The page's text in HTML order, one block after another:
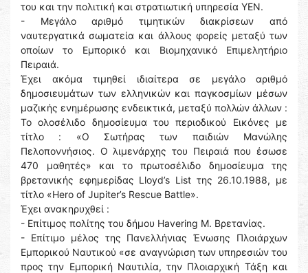
του και την πολιτική και στρατιωτική υπηρεσία ΥΕΝ.
- Μεγάλο αριθμό τιμητικών διακρίσεων από
ναυτεργατικά σωματεία και άλλους φορείς μεταξύ των
οποίων το Εμπορικό και Βιομηχανικό Επιμελητήριο
Πειραιά.
Έχει ακόμα τιμηθεί ιδιαίτερα σε μεγάλο αριθμό
δημοσιευμάτων των ελληνικών και παγκοσμίων μέσων
μαζικής ενημέρωσης ενδεικτικά, μεταξύ πολλών άλλων :
Το ολοσέλιδο δημοσίευμα του περιοδικού Εικόνες με
τίτλο : «Ο Σωτήρας των παιδιών Μανώλης
Πελοποννήσιος. Ο λιμενάρχης του Πειραιά που έσωσε
470 μαθητές» και το πρωτοσέλιδο δημοσίευμα της
βρετανικής εφημερίδας Lloyd’s List της 26.10.1988, με
τίτλο «Hero of Jupiter’s Rescue Battle».
Έχει ανακηρυχθεί :
- Επίτιμος πολίτης του δήμου Havering M. Βρετανίας.
- Επίτιμο μέλος της Πανελλήνιας Ένωσης Πλοιάρχων
Εμπορικού Ναυτικού «σε αναγνώριση των υπηρεσιών του
προς την Εμπορική Ναυτιλία, την Πλοιαρχική Τάξη και